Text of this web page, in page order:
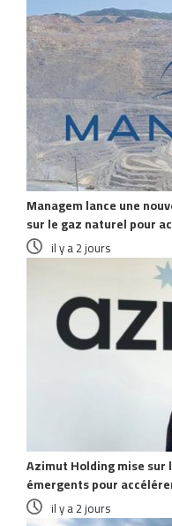
Managem lance une
sur le gaz naturel pour
il y a 2 jours
Azimut Holding mise sur
émergents pour
il y a 2 jours